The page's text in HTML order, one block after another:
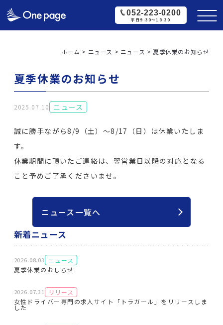
052-223-0200
平日9:30〜18:30
ホーム > ニュース > ニュース >夏季休業のお知らせ
夏季休業のお知らせ
2025.07.10 ニュース
誠に勝手ながら8/9（土）～8/17（日）は休業いたしま
す。
休業期間に頂いたご連絡は、翌営業日以降の対応となる
こと予めご了承くださいませ。
ニュース一覧へ
新着ニュース
2026.08.03
ニュース
夏季休業のおしらせ
2026.07.31
リリース
女性ドライバー専門の求人サイト「トラガール」をリリースしま
した